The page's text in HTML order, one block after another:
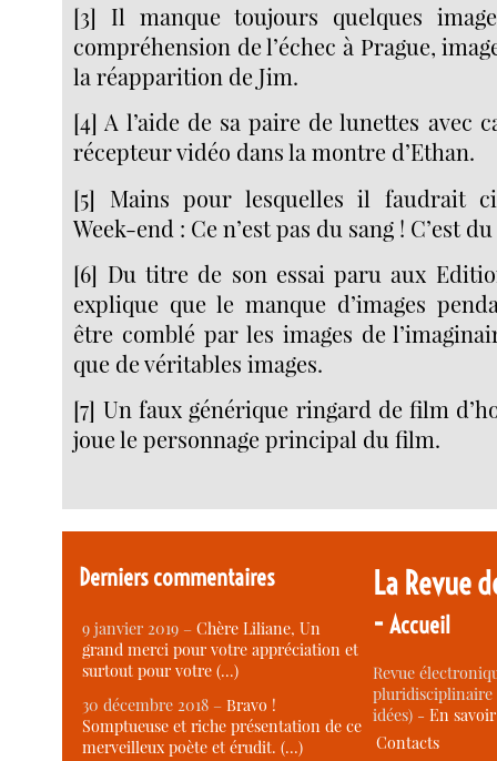
[3] Il manque toujours quelques
compréhension de l’échec à Prague,
la réapparition de Jim.
[4] A l’aide de sa paire de lunettes avec
récepteur vidéo dans la montre d’Ethan.
[5] Mains pour lesquelles il faudrait
Week-end : Ce n’est pas du sang ! C’est
[6] Du titre de son essai paru aux
explique que le manque d’images
être comblé par les images de
que de véritables images.
[7] Un faux générique ringard de film
joue le personnage principal du film.
Derniers commentaires
9 janvier 2019 –Chère Liliane, Un
grand merci pour votre appréciation et
surtout pour votre (…)
30 décembre 2018 –Bravo !
Somptueuse et riche présentation de ce
merveilleux poète et érudit. (…)
La Revue
-Accueil
Revue
idées) -En
Contacts